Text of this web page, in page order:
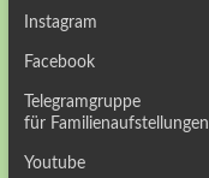
Instagram
Facebook
Telegramgruppe
für Familienaufstellungen
Youtube